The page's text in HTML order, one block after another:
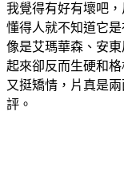
我覺得有好有壞吧
懂得人就不知道它
像是艾瑪華森、安
起來卻反而生硬和
又挺矯情，片真是
評。